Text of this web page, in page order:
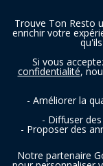
Trouve Ton Resto
enrichir votre
Si vous
confidentialité,
- Améliorer la
- Diffuser
- Proposer des
Notre partenaire
SUIVEZ-NOUS